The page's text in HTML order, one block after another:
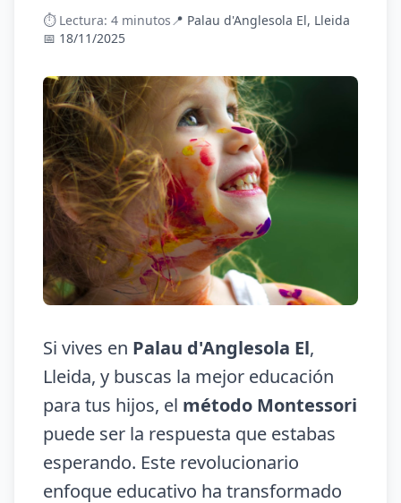
⏱️ Lectura: 4 minutos📍 Palau d'Anglesola El, Lleida
📅 18/11/2025
Si vives en Palau d'Anglesola El,
Lleida, y buscas la mejor educación
para tus hijos, el método Montessori
puede ser la respuesta que estabas
esperando. Este revolucionario
enfoque educativo ha transformado